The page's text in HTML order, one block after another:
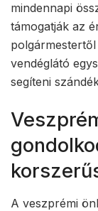
mindennapi
támogatják az
vendéglátó
segíteni
A veszprémi